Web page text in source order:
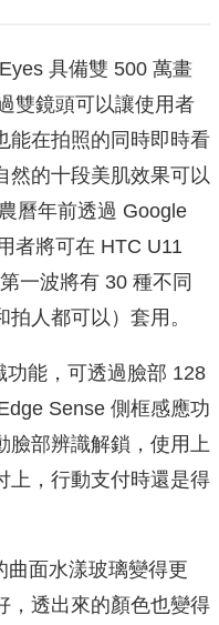
具備雙 500 萬畫
雙鏡頭可以讓使用者
能在拍照的同時即時看
然的十段美肌效果可以
曆年前透過 Google
者將可在 HTC U11
一波將有 30 種不同
人都可以）套用。
能，可透過臉部 128
Sense 側框感應功
臉部辨識解鎖，使用上
上，行動支付時還是得
曲面水漾玻璃變得更
，透出來的顏色也變得